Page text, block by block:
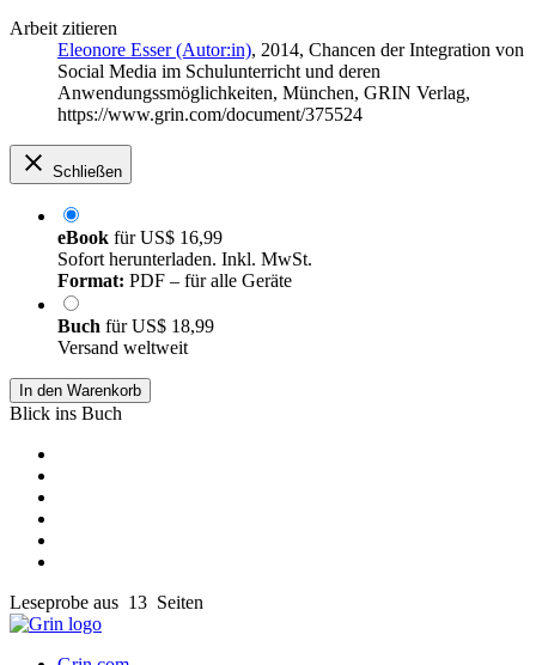
Arbeit zitieren
Eleonore Esser (Autor:in), 2014, Chancen der Integration von
Social Media im Schulunterricht und deren
Anwendungssmöglichkeiten, München, GRIN Verlag,
https://www.grin.com/document/375524
Schließen
eBook fürUS$ 16,99
Sofort herunterladen. Inkl. MwSt.
Format: PDF – für alle Geräte
Buch fürUS$ 18,99
Versand weltweit
In den Warenkorb
Blick ins Buch